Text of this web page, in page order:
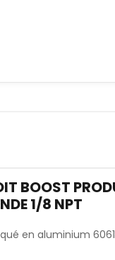
BOOST
1/8 NPT
en aluminium